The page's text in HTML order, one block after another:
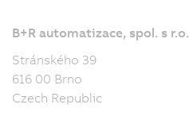
B+R automatizace, spol. s r.o.
Stránského 39
616 00 Brno
Czech Republic